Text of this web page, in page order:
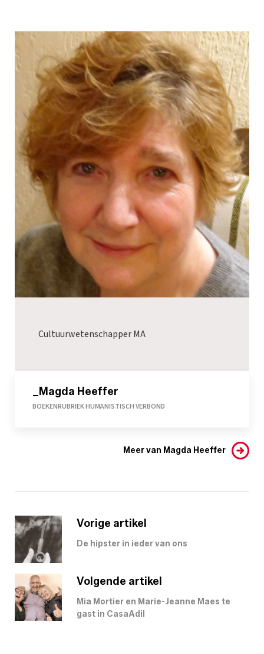
Cultuurwetenschapper MA
_Magda Heeffer
BOEKENRUBRIEK HUMANISTISCH VERBOND
Meer van Magda Heeffer
Vorige artikel
De hipster in ieder van ons
Volgende artikel
Mia Mortier en Marie-Jeanne Maes te
gast in CasaAdil